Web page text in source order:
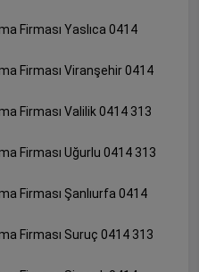
Firması Yaslıca 0414
Firması Viranşehir 0414
Firması Valilik 0414 313
Firması Uğurlu 0414 313
Firması Şanlıurfa 0414
Firması Suruç 0414 313